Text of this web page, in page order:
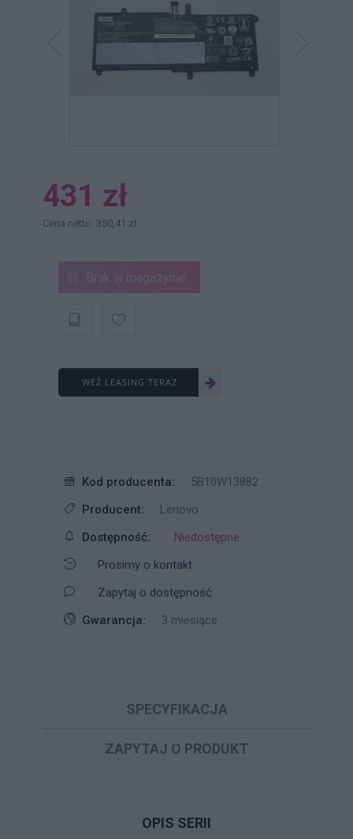
431 zł
Cena netto: 350,41 zł
Brak w magazynie
WEŹ LEASING TERAZ
Kod producenta:
5B10W13882
Producent:
Lenovo
Dostępność:
Niedostępne
Prosimy o kontakt
Zapytaj o dostępność
Gwarancja:
3 miesiące
SPECYFIKACJA
ZAPYTAJ O PRODUKT
OPIS SERII